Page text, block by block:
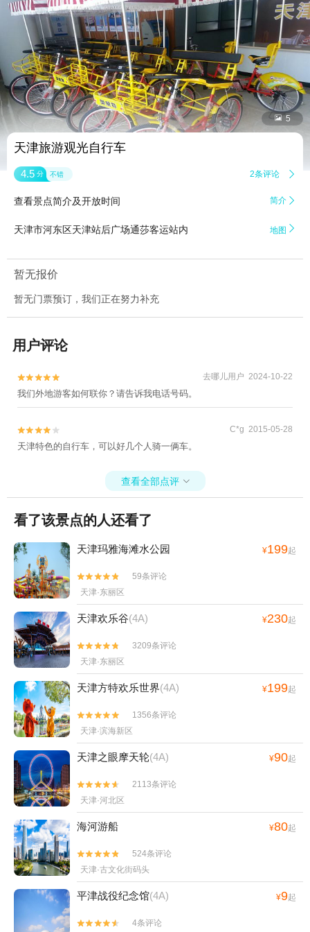
 5
天津旅游观光自行车
4.5 分 不错 2条评论 
查看景点简介及开放时间 简介 
天津市河东区天津站后广场通莎客运站内 地图 
暂无报价
暂无门票预订，我们正在努力补充
用户评论

 去哪儿用户 2024-10-22
我们外地游客如何联你？请告诉我电话号码。

 C*g 2015-05-28
天津特色的自行车，可以好几个人骑一俩车。
查看全部点评 
看了该景点的人还看了
天津玛雅海滩水公园 ¥199起


59条评论
天津·东丽区
天津欢乐谷(4A) ¥230起


3209条评论
天津·东丽区
天津方特欢乐世界(4A) ¥199起


1356条评论
天津·滨海新区
天津之眼摩天轮(4A) ¥90起


2113条评论
天津·河北区
海河游船 ¥80起


524条评论
天津·古文化街码头
平津战役纪念馆(4A) ¥9起

 4条评论
